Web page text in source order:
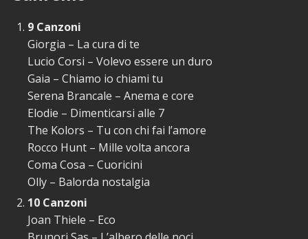
9 Canzoni
Giorgia – La cura di te
Lucio Corsi – Volevo essere un duro
Gaia – Chiamo io chiami tu
Serena Brancale – Anema e core
Elodie – Dimenticarsi alle 7
The Kolors – Tu con chi fai l’amore
Rocco Hunt – Mille volta ancora
Coma Cosa – Cuoricini
Olly – Balorda nostalgia
10 Canzoni
Joan Thiele – Eco